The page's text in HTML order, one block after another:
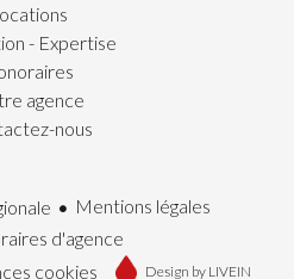
- Expertise
agence
nous
Mentions légales
d'agence
cookies
Design by LIVEIN